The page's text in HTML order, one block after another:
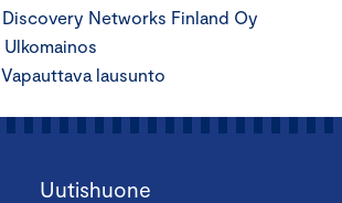
Discovery Networks Finland Oy
Ulkomainos
Vapauttava lausunto
Uutishuone